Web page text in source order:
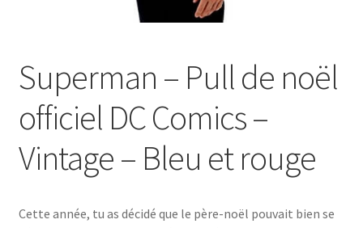
Superman – Pull de noël
officiel DC Comics –
Vintage – Bleu et rouge
Cette année, tu as décidé que le père-noël pouvait bien se